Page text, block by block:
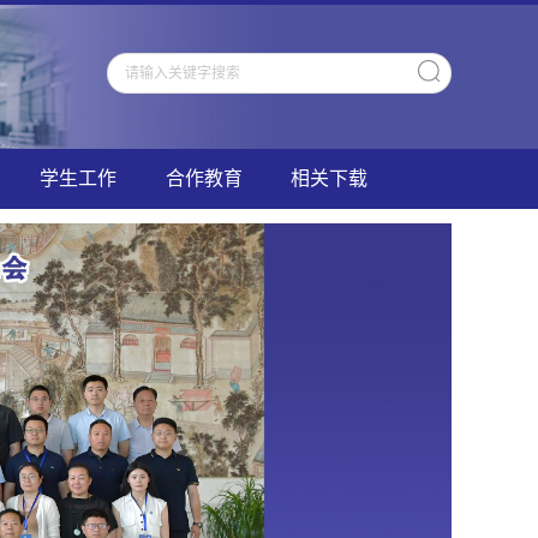
学生工作 合作教育 相关下载